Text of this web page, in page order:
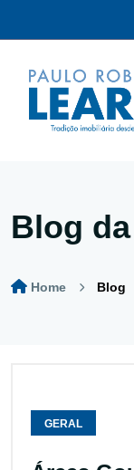
Blog
Home Blog
GERAL